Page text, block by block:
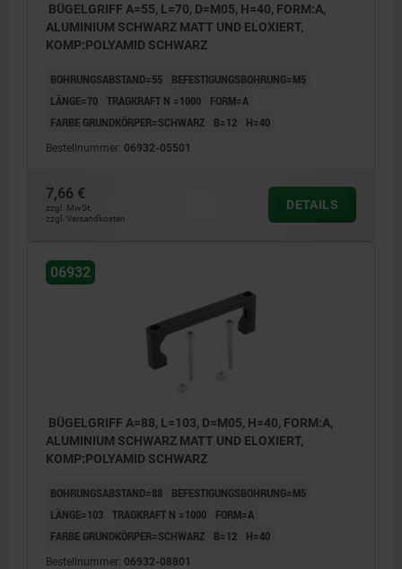
1) Sperrzahnmutter
BÜGELGRIFF A=55, L=70, D=M05, H=40, FORM:A,
ALUMINIUM SCHWARZ MATT UND ELOXIERT,
KOMP:POLYAMID SCHWARZ
BOHRUNGSABSTAND=55
BEFESTIGUNGSBOHRUNG=M5
LÄNGE=70 TRAGKRAFT N =1000
FORM=A
FARBE GRUNDKÖRPER=SCHWARZ
B=12 H=40
Bestellnummer: 06932-05501
7,66 €
zzgl. MwSt.
zzgl. Versandkosten
DETAILS
06932
BÜGELGRIFF A=88, L=103, D=M05, H=40, FORM:A,
ALUMINIUM SCHWARZ MATT UND ELOXIERT,
KOMP:POLYAMID SCHWARZ
BOHRUNGSABSTAND=88
BEFESTIGUNGSBOHRUNG=M5
LÄNGE=103 TRAGKRAFT N =1000
FORM=A
FARBE GRUNDKÖRPER=SCHWARZ
B=12 H=40
Bestellnummer: 06932-08801